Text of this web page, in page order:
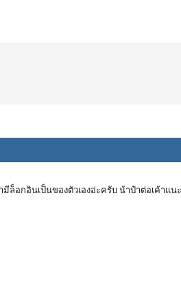
ล็อกอินเป็นของตัวเองอ่ะครับ น้าป๋าต่อเค้า